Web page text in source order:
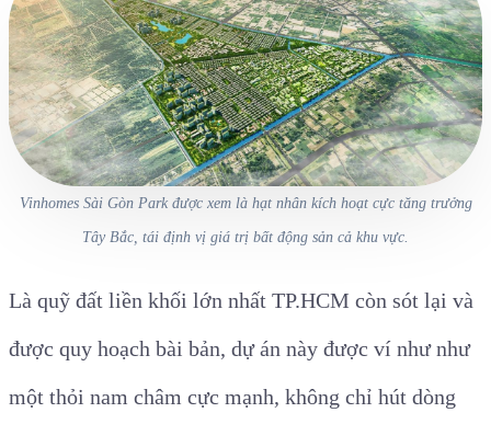
Vinhomes Sài Gòn Park được xem là hạt nhân kích hoạt cực tăng trưởng
Tây Bắc, tái định vị giá trị bất động sản cả khu vực.
Là quỹ đất liền khối lớn nhất TP.HCM còn sót lại và
được quy hoạch bài bản, dự án này được ví như như
một thỏi nam châm cực mạnh, không chỉ hút dòng